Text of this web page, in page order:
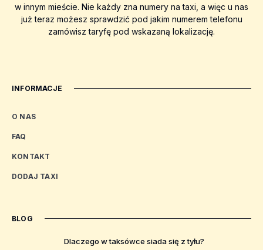
w innym mieście. Nie każdy zna numery na taxi, a więc u nas
już teraz możesz sprawdzić pod jakim numerem telefonu
zamówisz taryfę pod wskazaną lokalizację.
INFORMACJE
O NAS
FAQ
KONTAKT
DODAJ TAXI
BLOG
Dlaczego w taksówce siada się z tyłu?